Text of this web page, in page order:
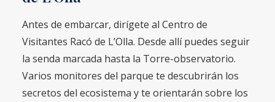
Antes de embarcar, dirígete al Centro de
Visitantes Racó de L’Olla. Desde allí puedes seguir
la senda marcada hasta la Torre-observatorio.
Varios monitores del parque te descubrirán los
secretos del ecosistema y te orientarán sobre los